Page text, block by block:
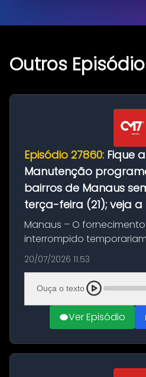
Outros
Episódio 27860: Fique
Manutenção
bairros de Manaus
terça-feira (21); veja a
Manaus – O
interrompido
sete bairros de Manaus
A suspensão
execução de serviços de
20/07/2026 11:53
Ouça o texto
Ver Episódio